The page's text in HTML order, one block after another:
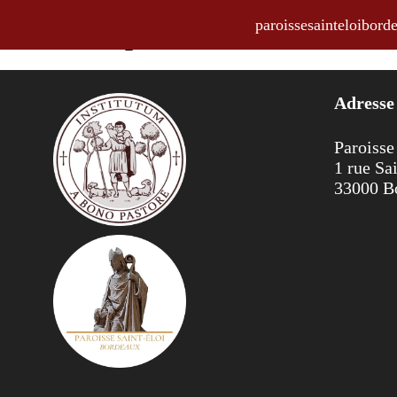
Annonces pour la semaine du
Adresse
1 rue
33000